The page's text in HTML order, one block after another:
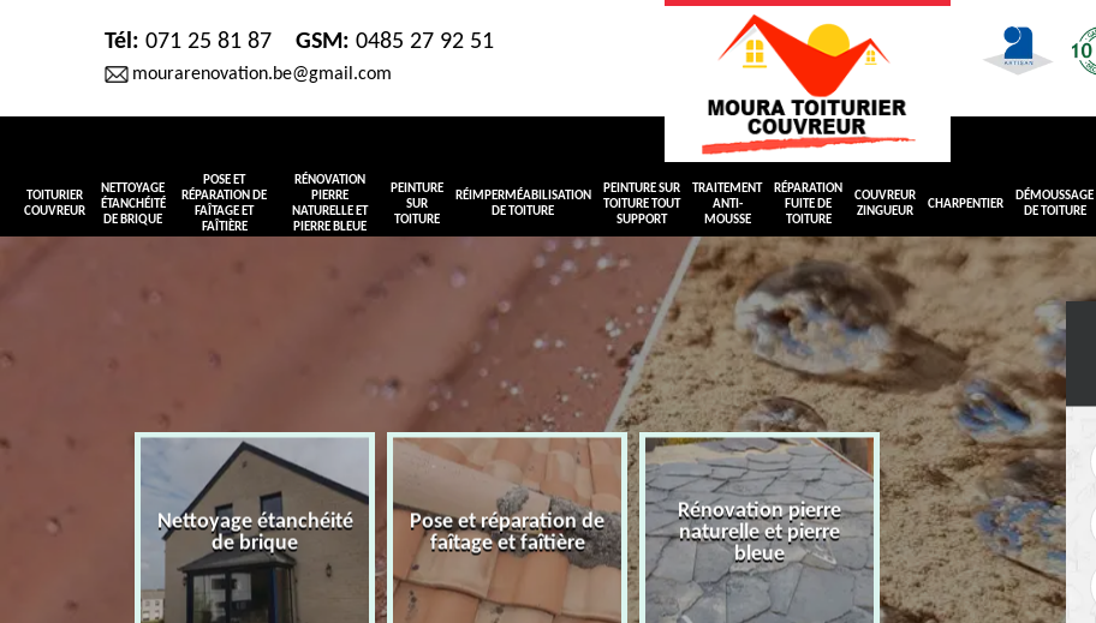
Tél: 071 25 81 87 GSM: 0485 27 92 51
mourarenovation.be@gmail.com
TOITURIER
COUVREUR
NETTOYAGE
ÉTANCHÉITÉ
DE BRIQUE
POSE ET
RÉPARATION DE
FAÎTAGE ET
FAÎTIÈRE
RÉNOVATION
PIERRE
NATURELLE ET
PIERRE BLEUE
PEINTURE
SUR
TOITURE
RÉIMPERMÉABILISATION
DE TOITURE
PEINTURE SUR
TOITURE TOUT
SUPPORT
TRAITEMENT
ANTI-
MOUSSE
RÉPARATION
FUITE DE
TOITURE
COUVREUR
ZINGUEUR
CHARPENTIER
DÉMOUSSAGE
DE TOITURE
Nettoyage étanchéité
de brique
Pose et réparation de
faîtage et faîtière
Rénovation pierre
naturelle et pierre
bleue
Peinture sur toiture